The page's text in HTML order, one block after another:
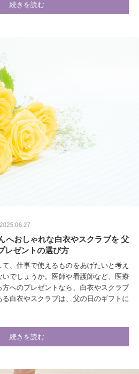
続きを読む
へおしゃれな白衣やスクラブを 父
レゼントの選び方
、仕事で使えるものをあげたいと考え
でしょうか。医師や看護師など、医療
へのプレゼントなら、白衣やスクラブ
白衣やスクラブは、父の日のギフトに
続きを読む